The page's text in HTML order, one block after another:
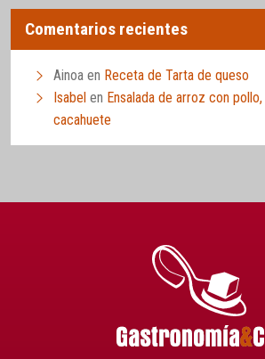
Comentarios recientes
Ainoa en Receta de Tarta de queso
Isabel en Ensalada de arroz con
cacahuete